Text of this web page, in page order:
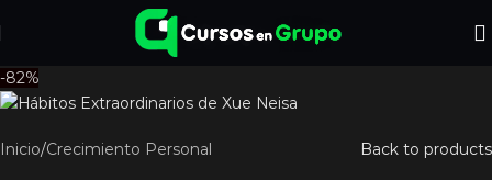
-82%
Inicio/Crecimiento Personal Back to products